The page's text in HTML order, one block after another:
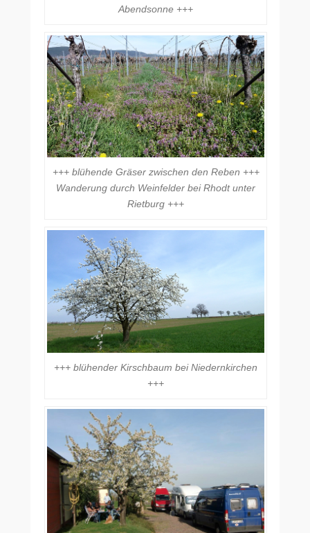
Abendsonne +++
+++ blühende Gräser zwischen den Reben +++
Wanderung durch Weinfelder bei Rhodt unter
Rietburg +++
+++ blühender Kirschbaum bei Niedernkirchen
+++